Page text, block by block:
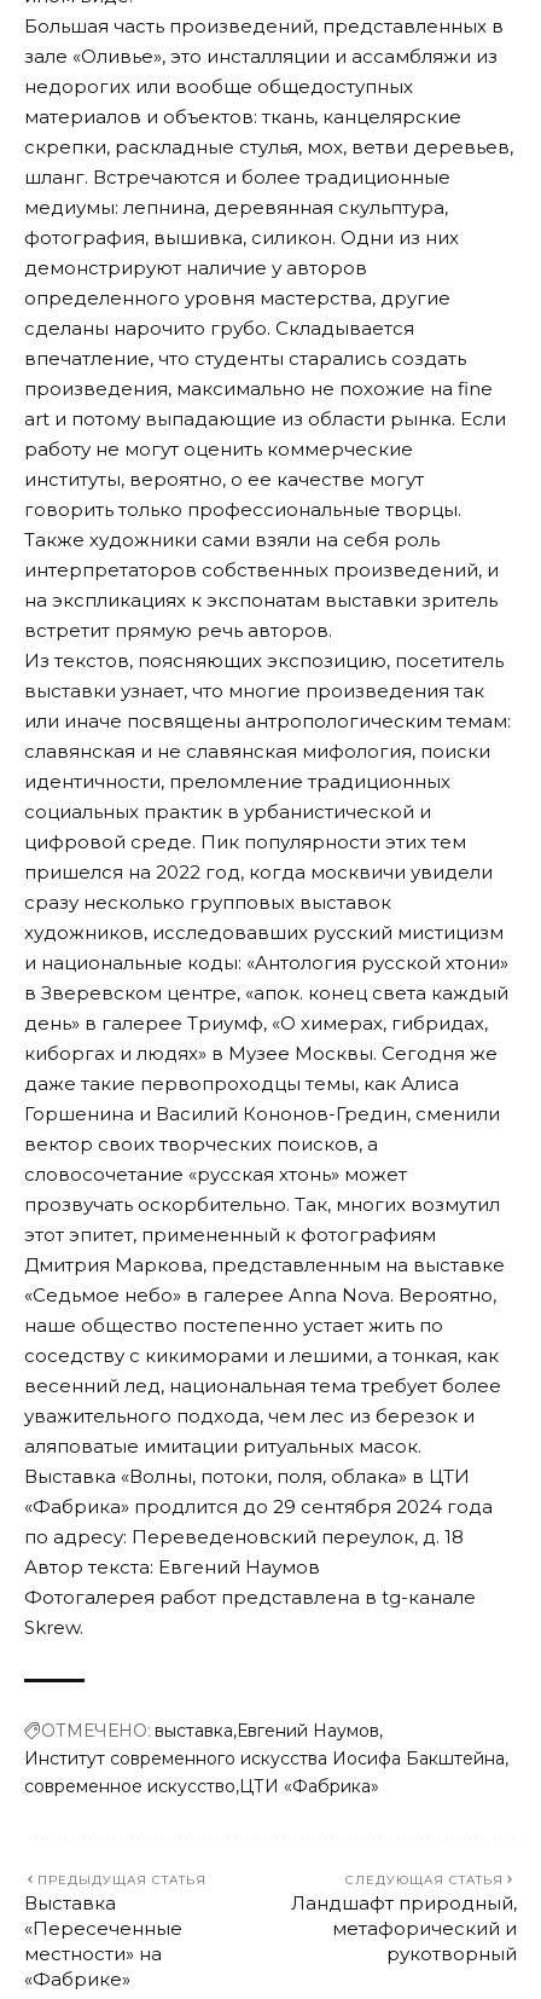
Большая часть произведений, представленных в
зале «Оливье», это инсталляции и ассамбляжи из
недорогих или вообще общедоступных
материалов и объектов: ткань, канцелярские
скрепки, раскладные стулья, мох, ветви деревьев,
шланг. Встречаются и более традиционные
медиумы: лепнина, деревянная скульптура,
фотография, вышивка, силикон. Одни из них
демонстрируют наличие у авторов
определенного уровня мастерства, другие
сделаны нарочито грубо. Складывается
впечатление, что студенты старались создать
произведения, максимально не похожие на fine
art и потому выпадающие из области рынка. Если
работу не могут оценить коммерческие
институты, вероятно, о ее качестве могут
говорить только профессиональные творцы.
Также художники сами взяли на себя роль
интерпретаторов собственных произведений, и
на экспликациях к экспонатам выставки зритель
встретит прямую речь авторов.
Из текстов, поясняющих экспозицию, посетитель
выставки узнает, что многие произведения так
или иначе посвящены антропологическим темам:
славянская и не славянская мифология, поиски
идентичности, преломление традиционных
социальных практик в урбанистической и
цифровой среде. Пик популярности этих тем
пришелся на 2022 год, когда москвичи увидели
сразу несколько групповых выставок
художников, исследовавших русский мистицизм
и национальные коды: «Антология русской хтони»
в Зверевском центре, «апок. конец света каждый
день» в галерее Триумф, «О химерах, гибридах,
киборгах и людях» в Музее Москвы. Сегодня же
даже такие первопроходцы темы, как Алиса
Горшенина и Василий Кононов-Гредин, сменили
вектор своих творческих поисков, а
словосочетание «русская хтонь» может
прозвучать оскорбительно. Так, многих возмутил
этот эпитет, примененный к фотографиям
Дмитрия Маркова, представленным на выставке
«Седьмое небо» в галерее Anna Nova. Вероятно,
наше общество постепенно устает жить по
соседству с кикиморами и лешими, а тонкая, как
весенний лед, национальная тема требует более
уважительного подхода, чем лес из березок и
аляповатые имитации ритуальных масок.
Выставка «Волны, потоки, поля, облака» в ЦТИ
«Фабрика» продлится до 29 сентября 2024 года
по адресу: Переведеновский переулок, д. 18
Автор текста: Евгений Наумов
Фотогалерея работ представлена в tg-канале
Skrew.
ОТМЕЧЕНО: выставка Евгений Наумов
Институт современного искусства Иосифа Бакштейна
современное искусство ЦТИ «Фабрика»
ПРЕДЫДУЩАЯ СТАТЬЯ
Выставка
«Пересеченные
местности» на
«Фабрике»
СЛЕДУЮЩАЯ СТАТЬЯ
Ландшафт природный,
метафорический и
рукотворный